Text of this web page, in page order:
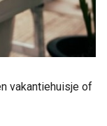
vakantiehuisje of